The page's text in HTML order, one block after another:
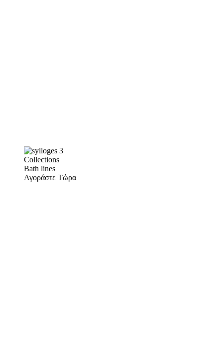
Collections
Bath lines
Αγοράστε Τώρα